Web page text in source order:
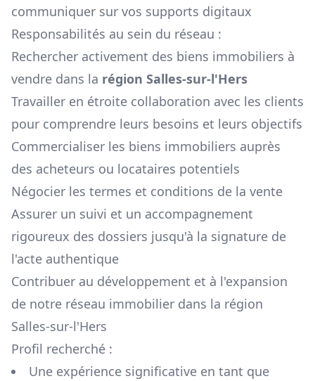
communiquer sur vos supports digitaux
Responsabilités au sein du réseau :
Rechercher activement des biens immobiliers à
vendre dans la région Salles-sur-l'Hers
Travailler en étroite collaboration avec les clients
pour comprendre leurs besoins et leurs objectifs
Commercialiser les biens immobiliers auprès
des acheteurs ou locataires potentiels
Négocier les termes et conditions de la vente
Assurer un suivi et un accompagnement
rigoureux des dossiers jusqu'à la signature de
l'acte authentique
Contribuer au développement et à l'expansion
de notre réseau immobilier dans la région
Salles-sur-l'Hers
Profil recherché :
Une expérience significative en tant que